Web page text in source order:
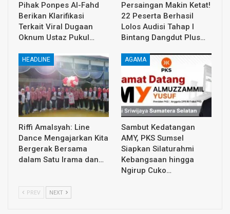
Pihak Ponpes Al-Fahd
Berikan Klarifikasi
Terkait Viral Dugaan
Oknum Ustaz Pukul…
Persaingan Makin Ketat!
22 Peserta Berhasil
Lolos Audisi Tahap I
Bintang Dangdut Plus…
HEADLINE
Riffi Amalsyah: Line
Dance Mengajarkan Kita
Bergerak Bersama
dalam Satu Irama dan…
AGAMA
Sambut Kedatangan
AMY, PKS Sumsel
Siapkan Silaturahmi
Kebangsaan hingga
Ngirup Cuko…
PREV NEXT